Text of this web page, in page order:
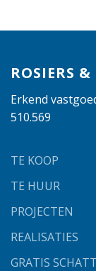
ROSIERS
Erkend
510.569
TE KOOP
TE HUUR
PROJECTEN
REALISATIES
GRATIS